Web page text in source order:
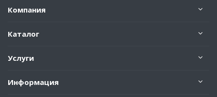
Компания
Каталог
Услуги
Информация